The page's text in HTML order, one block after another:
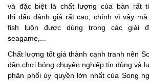
và đặc biệt là chất lượng của bàn rất
thi đấu đánh giá rất cao, chính vì vậy
fish luôn được dùng trong các giải
seagame,...
Chất lượng tốt giá thành cạnh tranh nên
dân chơi bóng chuyên nghiệp tin dùng và
phân phối ủy quyền lớn nhất của Song